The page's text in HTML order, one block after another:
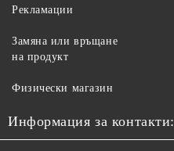
Рекламации
Замяна или връщане
на продукт
Физически магазин
Информация за контакти: